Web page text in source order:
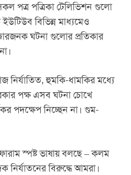
পত্র পত্রিকা টেলিভিশন গুলো
বিভিন্ন মাধ্যমেও
ঘটনা গুলোর প্রতিকার
নির্যাতিত, হুমকি-ধামকির মধ্যে
পক্ষ এসব ঘটনা চোখে
পদক্ষেপ নিচ্ছেন না। গুম-
স্পষ্ট ভাষায় বলছে – কলম
নির্যাতনের বিরুদ্ধে আমরা।